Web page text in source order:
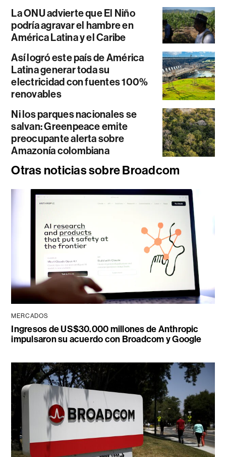
La ONU advierte que El Niño
podría agravar el hambre en
América Latina y el Caribe
Así logró este país de América
Latina generar toda su
electricidad con fuentes 100%
renovables
Ni los parques nacionales se
salvan: Greenpeace emite
preocupante alerta sobre
Amazonía colombiana
Otras noticias sobre Broadcom
MERCADOS
Ingresos de US$30.000 millones de Anthropic
impulsaron su acuerdo con Broadcom y Google